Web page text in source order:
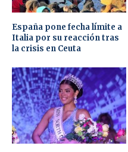
España pone fecha límite a
Italia por su reacción tras
la crisis en Ceuta